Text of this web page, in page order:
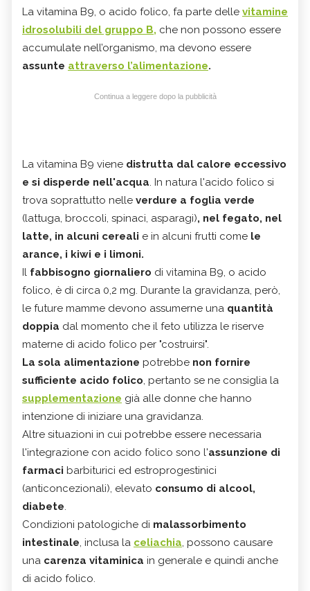
La vitamina B9, o acido folico, fa parte delle vitamine
idrosolubili del gruppo B, che non possono essere
accumulate nell’organismo, ma devono essere
assunte attraverso l’alimentazione.
Continua a leggere dopo la pubblicità
La vitamina B9 viene distrutta dal calore eccessivo
e si disperde nell'acqua. In natura l'acido folico si
trova soprattutto nelle verdure a foglia verde
(lattuga, broccoli, spinaci, asparagi), nel fegato, nel
latte, in alcuni cereali e in alcuni frutti come le
arance, i kiwi e i limoni.
Il fabbisogno giornaliero di vitamina B9, o acido
folico, è di circa 0,2 mg. Durante la gravidanza, però,
le future mamme devono assumerne una quantità
doppia dal momento che il feto utilizza le riserve
materne di acido folico per "costruirsi".
La sola alimentazione potrebbe non fornire
sufficiente acido folico, pertanto se ne consiglia la
supplementazione già alle donne che hanno
intenzione di iniziare una gravidanza.
Altre situazioni in cui potrebbe essere necessaria
l'integrazione con acido folico sono l'assunzione di
farmaci barbiturici ed estroprogestinici
(anticoncezionali), elevato consumo di alcool,
diabete.
Condizioni patologiche di malassorbimento
intestinale, inclusa la celiachia, possono causare
una carenza vitaminica in generale e quindi anche
di acido folico.